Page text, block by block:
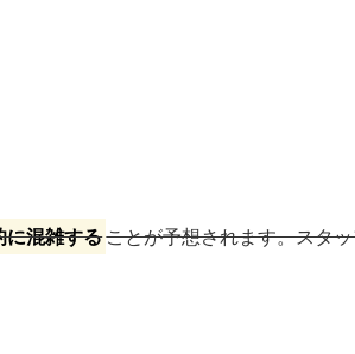
に混雑することが予想されます。スタ